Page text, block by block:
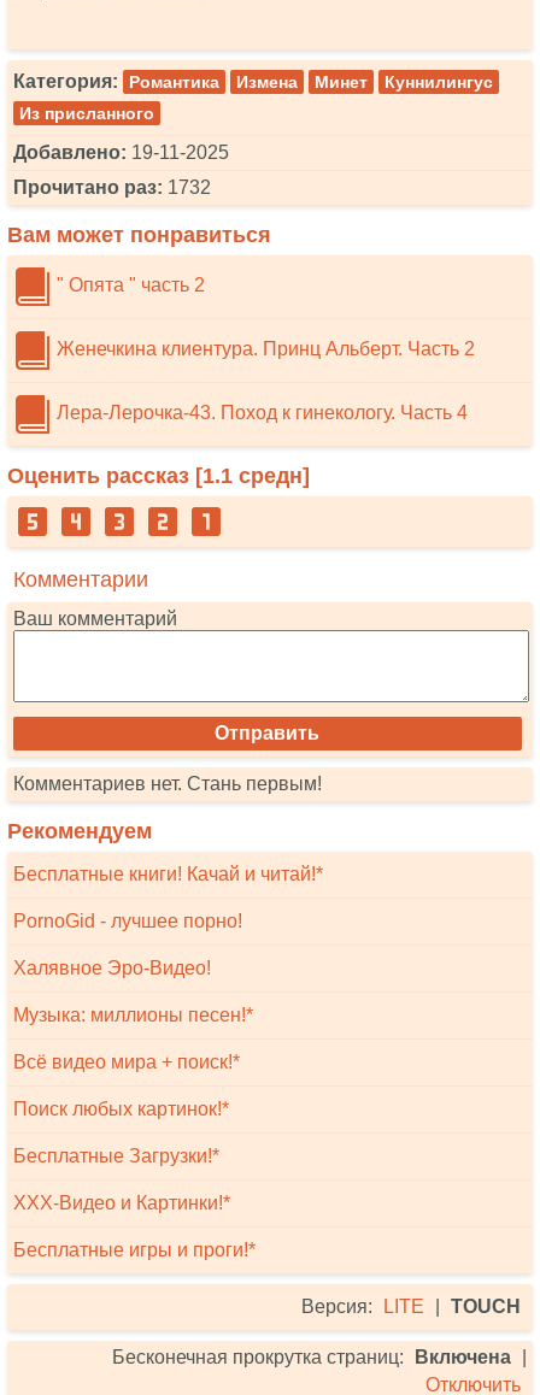
Категория: Романтика Измена Минет
Куннилингус
Из присланного
Добавлено: 19-11-2025
Прочитано раз: 1732
Вам может понравиться
" Опята " часть 2
Женечкина клиентура. Принц Альберт. Часть 2
Лера-Лерочка-43. Поход к гинекологу. Часть 4
Оценить рассказ [1.1 средн]
Комментарии
Ваш комментарий
Комментариев нет. Стань первым!
Рекомендуем
Бесплатные книги! Качай и читай!*
PornoGid - лучшее порно!
Халявное Эро-Видео!
Музыка: миллионы песен!*
Всё видео мира + поиск!*
Поиск любых картинок!*
Бесплатные Загрузки!*
XXX-Видео и Картинки!*
Бесплатные игры и проги!*
Версия: LITE TOUCH
Бесконечная прокрутка страниц: Включена
Отключить